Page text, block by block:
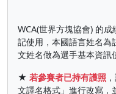
WCA(世界方塊協會) 的
記使用，本國語言姓名為
文姓名做為選手基本資訊
★ 若參賽者已持有護照
文譯名格式」進行改寫，